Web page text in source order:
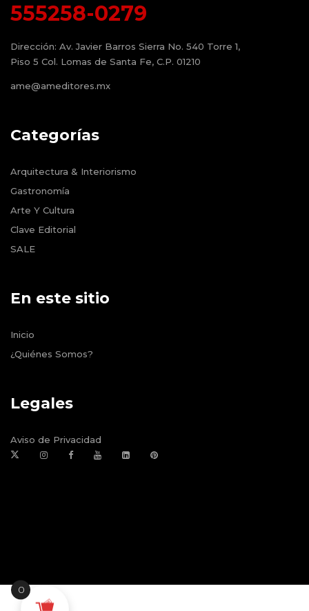
555258-0279
Dirección: Av. Javier Barros Sierra No. 540 Torre 1,
Piso 5 Col. Lomas de Santa Fe, C.P. 01210
ame@ameditores.mx
Categorías
Arquitectura & Interiorismo
Gastronomía
Arte Y Cultura
Clave Editorial
SALE
En este sitio
Inicio
¿Quiénes Somos?
Legales
Aviso de Privacidad
0